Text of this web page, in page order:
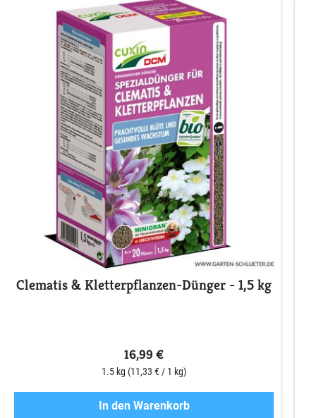
Clematis & Kletterpflanzen-Dünger - 1,5 kg
16,99 €
1.5 kg (11,33 € / 1 kg)
In den Warenkorb